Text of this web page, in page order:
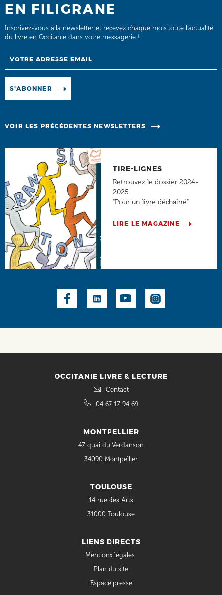
EN FILIGRANE
Inscrivez-vous à la newsletter et recevez chaque mois toute l’actualité
du livre en Occitanie dans votre messagerie !
S'ABONNER
VOIR LES PRÉCÉDENTES NEWSLETTERS
TIRE-LIGNES
Retrouvez le dossier 2024-
2025
"Pour un livre déchaîné"
LIRE LE MAGAZINE
OCCITANIE LIVRE & LECTURE
Contact
04 67 17 94 69
MONTPELLIER
47 quai du Verdanson
34090 Montpellier
TOULOUSE
14 rue des Arts
31000 Toulouse
LIENS DIRECTS
Mentions légales
Plan du site
Espace presse